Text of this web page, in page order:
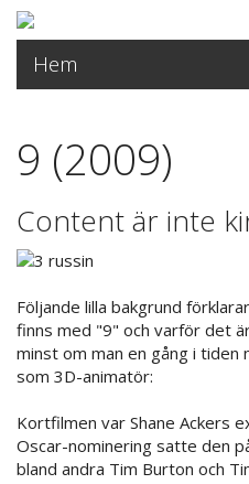
Hem
9 (2009)
Content är inte
Följande lilla bakgrund
finns med "9" och varför det
minst om man en gång i
som 3D-animatör:
Kortfilmen var Shane Ackers
Oscar-nominering satte den
bland andra Tim Burton och